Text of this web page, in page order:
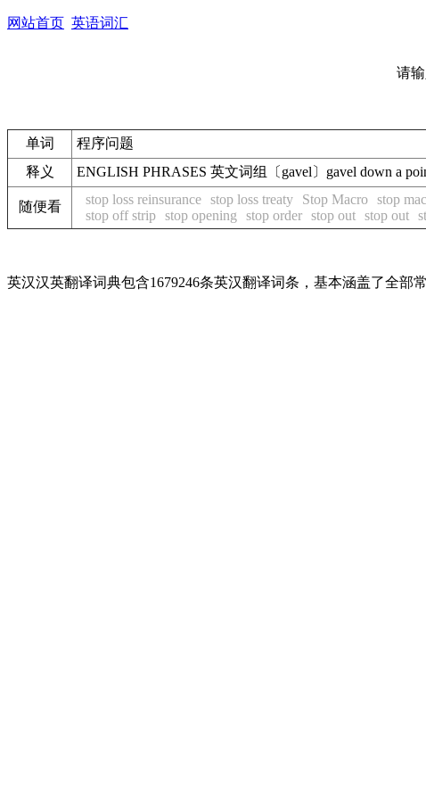
网站首页 英语词汇
请
单词
程序问题
释义
ENGLISH PHRASES 英文词组〔gavel〕gavel down a
随便看 stop loss reinsurance stop loss treaty Stop Macro stop
stop off strip stop opening stop order stop out stop out
英汉汉英翻译词典包含1679246条英汉翻译词条，基本涵盖了全部